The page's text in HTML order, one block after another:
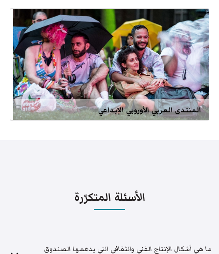
المنتدى العربي الأوروبي الإبداعي
الأسئلة المتكرّرة
ما هي أشكال الإنتاج الفني والثقافي التي يدعمها الصندوق